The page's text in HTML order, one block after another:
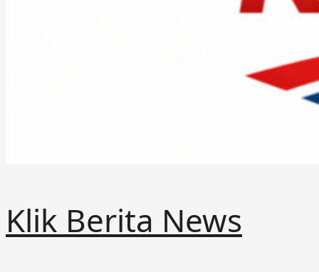
Klik Berita News